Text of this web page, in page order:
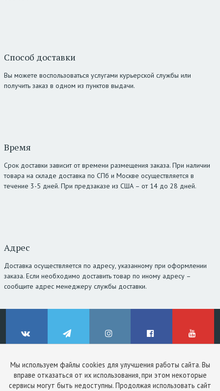
Мы используем файлы cookies для улучшения работы сайта. Вы
вправе отказаться от их использования, при этом некоторые
сервисы могут быть недоступны. Продолжая использовать сайт
Способ доставки
Вы можете воспользоваться услугами курьерской службы или
получить заказ в одном из пунктов выдачи.
Время
Срок доставки зависит от времени размещения заказа. При наличии
товара на складе доставка по СПб и Москве осуществляется в
течение 3-5 дней. При предзаказе из США – от 14 до 28 дней.
Адрес
Доставка осуществляется по адресу, указанному при оформлении
заказа. Если необходимо доставить товар по иному адресу –
сообщите адрес менеджеру службы доставки.
ВКонтакте Telegram Instagram Facebook YouTube
© ClinicStyle, 2026
Используя сайт, вы принимаетепользовательское соглашениеи
политику конфиденциальности.